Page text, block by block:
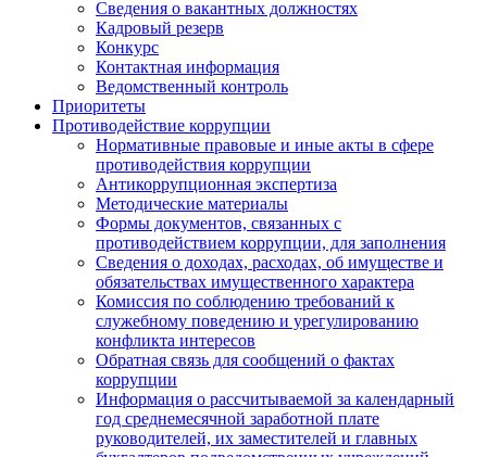
Сведения о вакантных должностях
Кадровый резерв
Конкурс
Контактная информация
Ведомственный контроль
Приоритеты
Противодействие коррупции
Нормативные правовые и иные акты в сфере
противодействия коррупции
Антикоррупционная экспертиза
Методические материалы
Формы документов, связанных с
противодействием коррупции, для заполнения
Сведения о доходах, расходах, об имуществе и
обязательствах имущественного характера
Комиссия по соблюдению требований к
служебному поведению и урегулированию
конфликта интересов
Обратная связь для сообщений о фактах
коррупции
Информация о рассчитываемой за календарный
год среднемесячной заработной плате
руководителей, их заместителей и главных